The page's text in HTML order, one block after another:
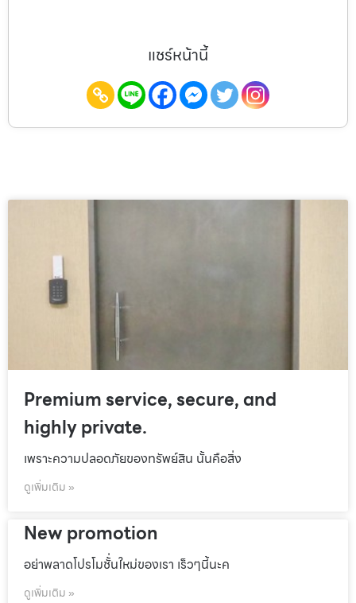
แชร์หน้านี้
Premium service, secure, and
highly private.
เพราะความปลอดภัยของทรัพย์สิน นั้นคือสิ่ง
ดูเพิ่มเติม »
New promotion
อย่าพลาดโปรโมชั้่นใหม่ของเรา เร็วๆนี้นะค
ดูเพิ่มเติม »